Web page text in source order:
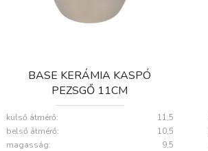
BASE KERÁMIA KASPÓ
PEZSGŐ 11CM
külső átmérő:
11,5
belső átmérő:
10,5
magasság:
9,5